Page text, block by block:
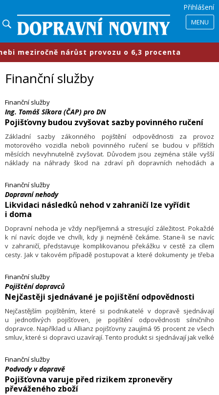
Přihlášení
MENU
nárůst provozu o 6,3 procenta
Finanční služby
Finanční služby
Ing. Tomáš Síkora (ČAP) pro DN
Pojišťovny budou zvyšovat sazby povinného ručení
Základní sazby zákonného pojištění odpovědnosti za provoz
motorového vozidla neboli povinného ručení se budou v příštích
měsících nevyhnutelně zvyšovat. Důvodem jsou zejména stále vyšší
náklady na náhrady škod na zdraví při dopravních nehodách a
takovém vývoji nákladů na likvidaci veškerých škod z povinného
ručení jsou současné nízké ceny do budoucna neudržitelné,“ uvedl
v rozhovoru pro Dopravní noviny výkonný ředitel České asociace
pojišťoven (ČAP) Tomáš Síkora.
Finanční služby
Dopravní nehody
Likvidaci následků nehod v zahraničí lze vyřídit
i doma
Dopravní nehoda je vždy nepříjemná a stresující záležitost. Pokaždé
k ní navíc dojde ve chvíli, kdy ji nejméně čekáme. Stane-li se navíc
v zahraničí, představuje komplikovanou překážku v cestě za cílem
cesty. Jak v takovém případě postupovat a které dokumenty je třeba
pojišťoven Marcela Machová.
Finanční služby
Pojištění dopravců
Nejčastěji sjednávané je pojištění odpovědnosti
Nejčastějším pojištěním, které si podnikatelé v dopravě sjednávají
u jednotlivých pojišťoven, je pojištění odpovědnosti silničního
dopravce. Například u Allianz pojišťovny zaujímá 95 procent ze všech
smluv, které si dopravci uzavírají. Tento produkt si sjednávají jak velké
nebo dvě auta.
Finanční služby
Podvody v dopravě
Pojišťovna varuje před rizikem zpronevěry
převáženého zboží